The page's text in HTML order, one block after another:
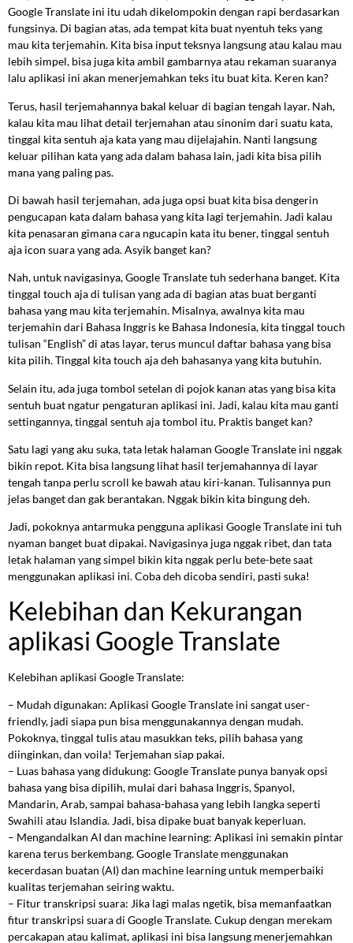
Google Translate ini itu udah dikelompokin dengan rapi berdasarkan
fungsinya. Di bagian atas, ada tempat kita buat nyentuh teks yang
mau kita terjemahin. Kita bisa input teksnya langsung atau kalau mau
lebih simpel, bisa juga kita ambil gambarnya atau rekaman suaranya
lalu aplikasi ini akan menerjemahkan teks itu buat kita. Keren kan?
Terus, hasil terjemahannya bakal keluar di bagian tengah layar. Nah,
kalau kita mau lihat detail terjemahan atau sinonim dari suatu kata,
tinggal kita sentuh aja kata yang mau dijelajahin. Nanti langsung
keluar pilihan kata yang ada dalam bahasa lain, jadi kita bisa pilih
mana yang paling pas.
Di bawah hasil terjemahan, ada juga opsi buat kita bisa dengerin
pengucapan kata dalam bahasa yang kita lagi terjemahin. Jadi kalau
kita penasaran gimana cara ngucapin kata itu bener, tinggal sentuh
aja icon suara yang ada. Asyik banget kan?
Nah, untuk navigasinya, Google Translate tuh sederhana banget. Kita
tinggal touch aja di tulisan yang ada di bagian atas buat berganti
bahasa yang mau kita terjemahin. Misalnya, awalnya kita mau
terjemahin dari Bahasa Inggris ke Bahasa Indonesia, kita tinggal touch
tulisan “English” di atas layar, terus muncul daftar bahasa yang bisa
kita pilih. Tinggal kita touch aja deh bahasanya yang kita butuhin.
Selain itu, ada juga tombol setelan di pojok kanan atas yang bisa kita
sentuh buat ngatur pengaturan aplikasi ini. Jadi, kalau kita mau ganti
settingannya, tinggal sentuh aja tombol itu. Praktis banget kan?
Satu lagi yang aku suka, tata letak halaman Google Translate ini nggak
bikin repot. Kita bisa langsung lihat hasil terjemahannya di layar
tengah tanpa perlu scroll ke bawah atau kiri-kanan. Tulisannya pun
jelas banget dan gak berantakan. Nggak bikin kita bingung deh.
Jadi, pokoknya antarmuka pengguna aplikasi Google Translate ini tuh
nyaman banget buat dipakai. Navigasinya juga nggak ribet, dan tata
letak halaman yang simpel bikin kita nggak perlu bete-bete saat
menggunakan aplikasi ini. Coba deh dicoba sendiri, pasti suka!
Kelebihan dan Kekurangan
aplikasi Google Translate
Kelebihan aplikasi Google Translate:
– Mudah digunakan: Aplikasi Google Translate ini sangat user-
friendly, jadi siapa pun bisa menggunakannya dengan mudah.
Pokoknya, tinggal tulis atau masukkan teks, pilih bahasa yang
diinginkan, dan voila! Terjemahan siap pakai.
– Luas bahasa yang didukung: Google Translate punya banyak opsi
bahasa yang bisa dipilih, mulai dari bahasa Inggris, Spanyol,
Mandarin, Arab, sampai bahasa-bahasa yang lebih langka seperti
Swahili atau Islandia. Jadi, bisa dipake buat banyak keperluan.
– Mengandalkan AI dan machine learning: Aplikasi ini semakin pintar
karena terus berkembang. Google Translate menggunakan
kecerdasan buatan (AI) dan machine learning untuk memperbaiki
kualitas terjemahan seiring waktu.
– Fitur transkripsi suara: Jika lagi malas ngetik, bisa memanfaatkan
fitur transkripsi suara di Google Translate. Cukup dengan merekam
percakapan atau kalimat, aplikasi ini bisa langsung menerjemahkan